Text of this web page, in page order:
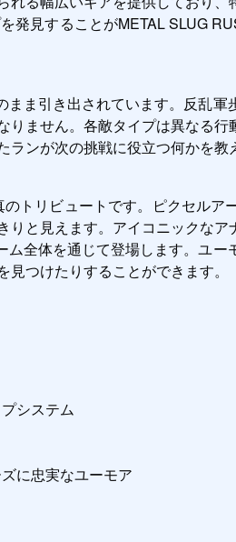
見することがMETAL SLUG
ま引き出されています。反乱
ません。各敵タイプは異なる
ンが次の挑戦に役立つ何かを教
トリビュートです。ピクセル
と見えます。アイコニックな
全体を通じて登場します。ユ
つけたりすることができます。
システム
に忠実なユーモア